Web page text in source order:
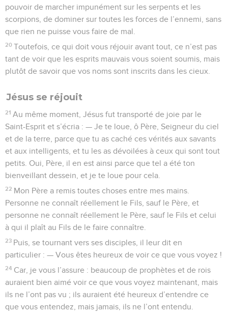
pouvoir de marcher impunément sur les serpents et les
scorpions, de dominer sur toutes les forces de l’ennemi, sans
que rien ne puisse vous faire de mal.
20 Toutefois, ce qui doit vous réjouir avant tout, ce n’est pas
tant de voir que les esprits mauvais vous soient soumis, mais
plutôt de savoir que vos noms sont inscrits dans les cieux.
Jésus se réjouit
21 Au même moment, Jésus fut transporté de joie par le
Saint-Esprit et s’écria : — Je te loue, ô Père, Seigneur du ciel
et de la terre, parce que tu as caché ces vérités aux savants
et aux intelligents, et tu les as dévoilées à ceux qui sont tout
petits. Oui, Père, il en est ainsi parce que tel a été ton
bienveillant dessein, et je te loue pour cela.
22 Mon Père a remis toutes choses entre mes mains.
Personne ne connaît réellement le Fils, sauf le Père, et
personne ne connaît réellement le Père, sauf le Fils et celui
à qui il plaît au Fils de le faire connaître.
23 Puis, se tournant vers ses disciples, il leur dit en
particulier : — Vous êtes heureux de voir ce que vous voyez !
24 Car, je vous l’assure : beaucoup de prophètes et de rois
auraient bien aimé voir ce que vous voyez maintenant, mais
ils ne l’ont pas vu ; ils auraient été heureux d’entendre ce
que vous entendez, mais jamais, ils ne l’ont entendu.